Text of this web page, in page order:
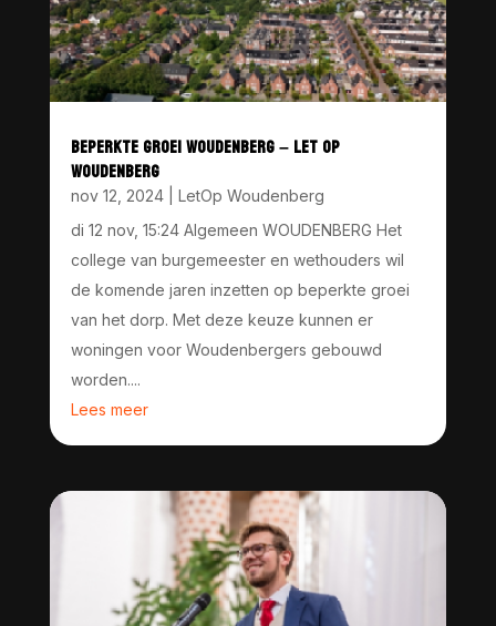
BEPERKTE GROEI WOUDENBERG – LET OP
WOUDENBERG
nov 12, 2024| LetOp Woudenberg
di 12 nov, 15:24 Algemeen WOUDENBERG Het
college van burgemeester en wethouders wil
de komende jaren inzetten op beperkte groei
van het dorp. Met deze keuze kunnen er
woningen voor Woudenbergers gebouwd
worden....
Lees meer